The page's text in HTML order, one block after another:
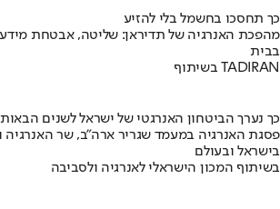
כך תחסכו בחשמל בלי להזיע
מהפכת האנרגיה של תדיראן: שליטה, אבטחת מידע
בבית
בשיתוף TADIRAN
כך נערך הביטחון האנרגטי של ישראל לשנים הבאות
פסגת האנרגיה במעמד שגריר ארה"ב, שר האנרגיה
בישראל ובעולם
בשיתוף המכון הישראלי לאנרגיה ולסביבה